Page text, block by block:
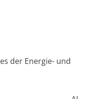
der Energie- und